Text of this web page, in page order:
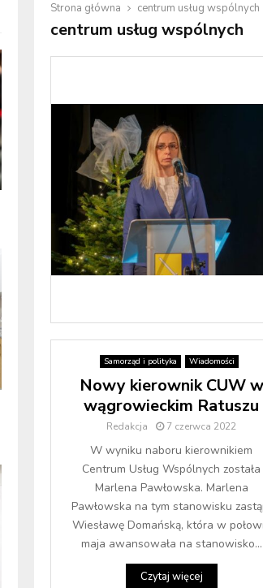
Strona główna centrum usług wspólnych
centrum usług wspólnych
Samorząd i polityka Wiadomości
Nowy kierownik CUW w
wągrowieckim Ratuszu
Redakcja 7 czerwca 2022
W wyniku naboru kierownikiem
Centrum Usług Wspólnych została
Marlena Pawłowska. Marlena
Pawłowska na tym stanowisku
Wiesławę Domańską, która w
maja awansowała na stanowisko...
Czytaj więcej